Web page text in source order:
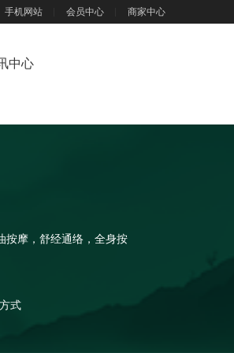
手机网站 会员中心 商家中心
中心
按摩，舒经通络，全身按
式